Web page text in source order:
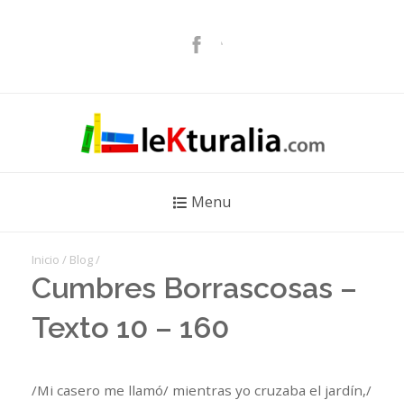
Menu
Inicio / Blog /
Cumbres Borrascosas –
Texto 10 – 160
/Mi casero me llamó/ mientras yo cruzaba el jardín,/